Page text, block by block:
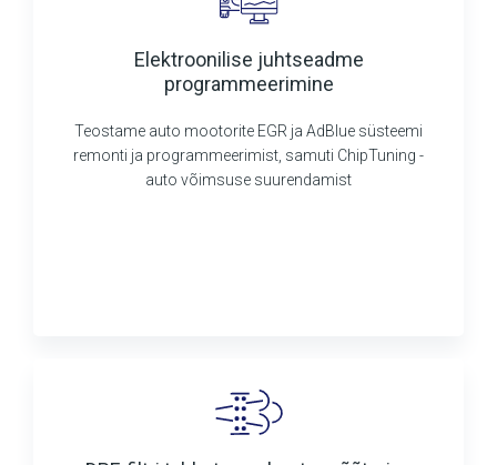
Elektroonilise juhtseadme
programmeerimine
Teostame auto mootorite EGR ja AdBlue süsteemi
remonti ja programmeerimist, samuti ChipTuning -
auto võimsuse suurendamist